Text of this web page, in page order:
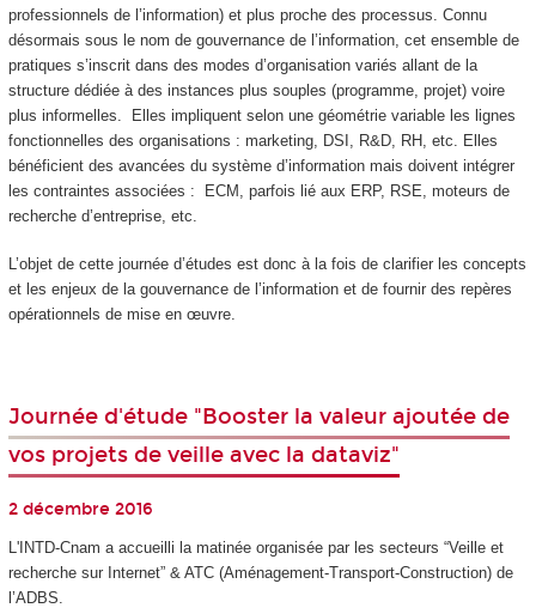
professionnels de l’information) et plus proche des processus. Connu
désormais sous le nom de gouvernance de l’information, cet ensemble de
pratiques s’inscrit dans des modes d’organisation variés allant de la
structure dédiée à des instances plus souples (programme, projet) voire
plus informelles. Elles impliquent selon une géométrie variable les lignes
fonctionnelles des organisations : marketing, DSI, R&D, RH, etc. Elles
bénéficient des avancées du système d’information mais doivent intégrer
les contraintes associées : ECM, parfois lié aux ERP, RSE, moteurs de
recherche d’entreprise, etc.
L’objet de cette journée d’études est donc à la fois de clarifier les concepts
et les enjeux de la gouvernance de l’information et de fournir des repères
opérationnels de mise en œuvre.
Journée d'étude "Booster la valeur ajoutée de
vos projets de veille avec la dataviz"
2 décembre 2016
L'INTD-Cnam a accueilli la matinée organisée par les secteurs “Veille et
recherche sur Internet” & ATC (Aménagement-Transport-Construction) de
l’ADBS.